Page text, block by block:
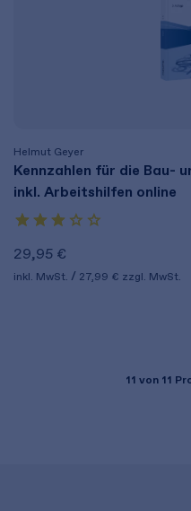
Helmut Geyer
Kennzahlen für die Bau-
inkl. Arbeitshilfen online
29,95 €
inkl. MwSt. 27,99 € zzgl. MwSt.
11 von 11